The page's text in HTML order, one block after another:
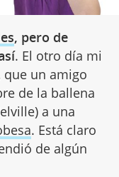
, pero de
. El otro día mi
un amigo
de la ballena
a una
. Está claro
de algún